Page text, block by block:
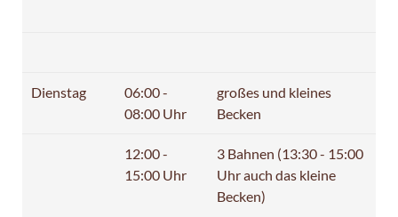
Dienstag
06:00 -
08:00 Uhr
großes und kleines
Becken
12:00 -
15:00 Uhr
3 Bahnen (13:30 - 15:00
Uhr auch das kleine
Becken)